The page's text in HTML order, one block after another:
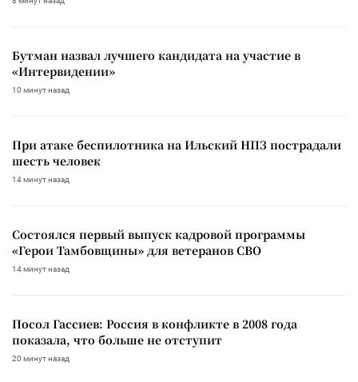
Бутман назвал лучшего кандидата на участие в
«Интервидении»
10 минут назад
При атаке беспилотника на Ильский НПЗ пострадали
шесть человек
14 минут назад
Состоялся первый выпуск кадровой программы
«Герои Тамбовщины» для ветеранов СВО
14 минут назад
Посол Гассиев: Россия в конфликте в 2008 года
показала, что больше не отступит
20 минут назад